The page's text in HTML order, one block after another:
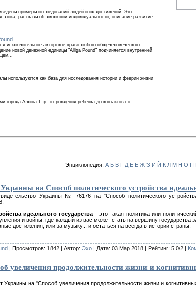
примеры исследований людей и их достижений. Это
этика, рассказы об эволюции индивидуальности, описание развитие
исключительное авторское право любого общечеловеческого
новой денежной единицы "Alliga Pound" подчиняется внутренней
используются как база для исследования истории и феерии жизни
города Аллига Тэр: от рождения ребенка до контактов со
Энциклопедия: А Б В Г Д Е Ё Ж З И Й К Л М Н О П
на Способ политического устройства
Украины № 76176 на "Способ политического
идеального государства- это такая политика или
и войны, где каждый из вас может стать на вершину государства
достижения, или за музыку... и остаться на всегда в истории страны.
| Просмотров: 1842 | Автор: Эхо | Дата: 03 Мар 2018 | Рейтинг: 5.0/2 |
увеличения продолжительности жизни и
на "Способ увеличения продолжительности жизни и